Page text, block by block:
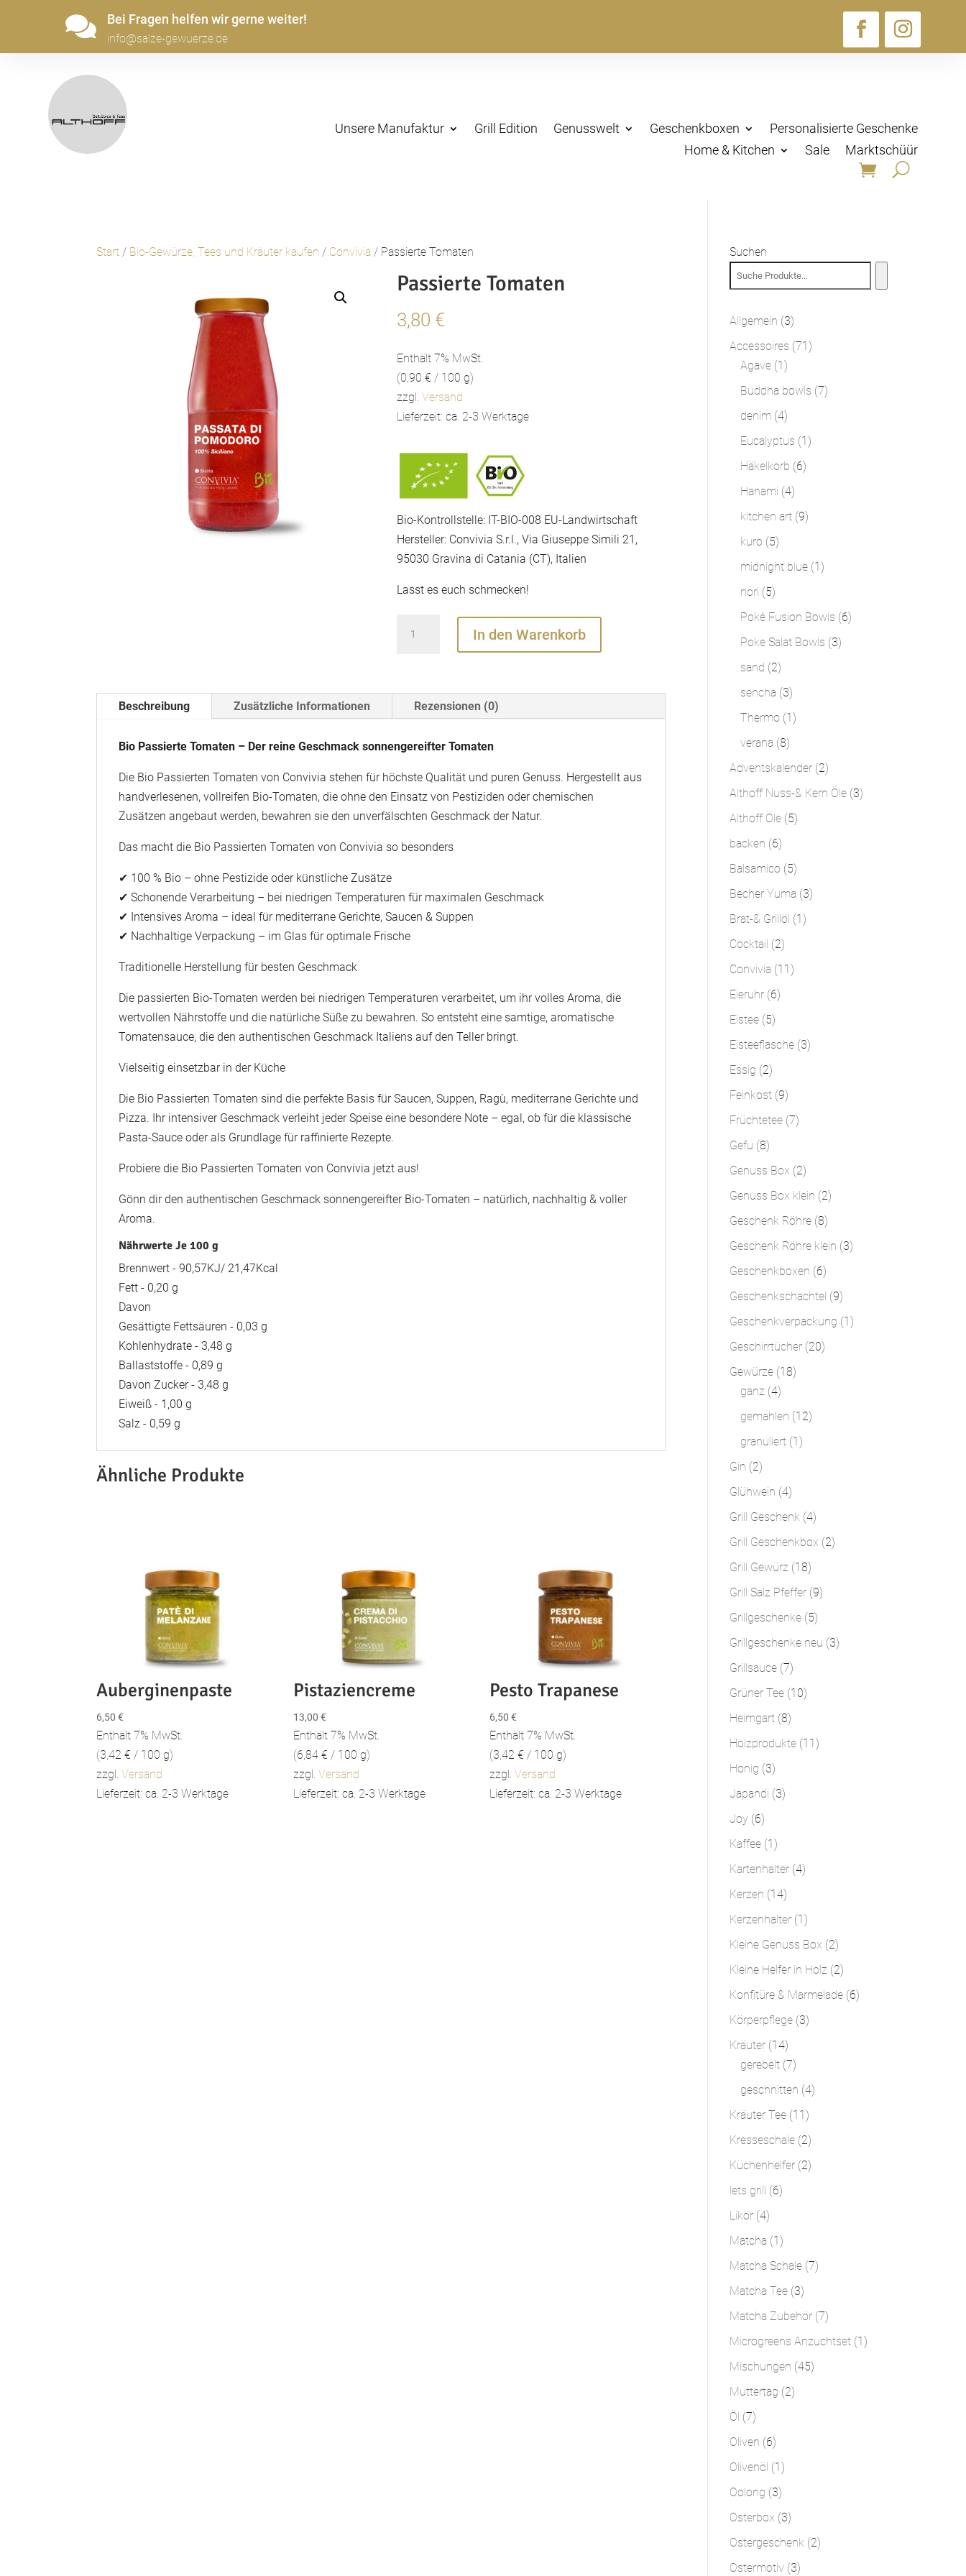
 Bei Fragen helfen wir gerne weiter!
info@salze-gewuerze.de
Unsere Manufaktur Grill Edition Genusswelt Geschenkboxen
Personalisierte Geschenke
Home & Kitchen
Sale Marktschüür
Start / Bio-Gewürze, Tees und Kräuter kaufen / Convivia / Passierte Tomaten
Passierte Tomaten
3,80 €
Enthält 7% MwSt.
(0,90 € / 100 g)
zzgl. Versand
Lieferzeit: ca. 2-3 Werktage
Bio-Kontrollstelle: IT-BIO-008 EU-Landwirtschaft
Hersteller: Convivia S.r.l., Via Giuseppe Simili 21,
95030 Gravina di Catania (CT), Italien
Lasst es euch schmecken!
In den Warenkorb
Beschreibung Zusätzliche Informationen Rezensionen (0)
Bio Passierte Tomaten – Der reine Geschmack sonnengereifter Tomaten
Die Bio Passierten Tomaten von Convivia stehen für höchste Qualität und puren Genuss. Hergestellt aus
handverlesenen, vollreifen Bio-Tomaten, die ohne den Einsatz von Pestiziden oder chemischen
Zusätzen angebaut werden, bewahren sie den unverfälschten Geschmack der Natur.
Das macht die Bio Passierten Tomaten von Convivia so besonders
✔ 100 % Bio – ohne Pestizide oder künstliche Zusätze
✔ Schonende Verarbeitung – bei niedrigen Temperaturen für maximalen Geschmack
✔ Intensives Aroma – ideal für mediterrane Gerichte, Saucen & Suppen
✔ Nachhaltige Verpackung – im Glas für optimale Frische
Traditionelle Herstellung für besten Geschmack
Die passierten Bio-Tomaten werden bei niedrigen Temperaturen verarbeitet, um ihr volles Aroma, die
wertvollen Nährstoffe und die natürliche Süße zu bewahren. So entsteht eine samtige, aromatische
Tomatensauce, die den authentischen Geschmack Italiens auf den Teller bringt.
Vielseitig einsetzbar in der Küche
Die Bio Passierten Tomaten sind die perfekte Basis für Saucen, Suppen, Ragù, mediterrane Gerichte und
Pizza. Ihr intensiver Geschmack verleiht jeder Speise eine besondere Note – egal, ob für die klassische
Pasta-Sauce oder als Grundlage für raffinierte Rezepte.
Probiere die Bio Passierten Tomaten von Convivia jetzt aus!
Gönn dir den authentischen Geschmack sonnengereifter Bio-Tomaten – natürlich, nachhaltig & voller
Aroma.
Nährwerte Je 100 g
Brennwert - 90,57KJ/ 21,47Kcal
Fett - 0,20 g
Davon
Gesättigte Fettsäuren - 0,03 g
Kohlenhydrate - 3,48 g
Ballaststoffe - 0,89 g
Davon Zucker - 3,48 g
Eiweiß - 1,00 g
Salz - 0,59 g
Ähnliche Produkte
Auberginenpaste
6,50€
Enthält 7% MwSt.
(3,42€ / 100 g)
zzgl.Versand
Lieferzeit: ca. 2-3 Werktage
Pistaziencreme
13,00 €
Enthält 7% MwSt.
(6,84 € / 100 g)
zzgl. Versand
Lieferzeit: ca. 2-3 Werktage
Pesto Trapanese
6,50€
Enthält 7% MwSt.
(3,42€ / 100 g)
zzgl.Versand
Lieferzeit: ca. 2-3 Werktage
Suchen
Allgemein 33
Produkte
Accessoires 7171
Agave 11
Produkt
Buddha bowls 77
denim 44
Produkte
Eucalyptus 11
Häkelkorb 66
Hanami 44
Produkte
kitchen art 99
kuro 55
Produkte
midnight blue 11
nori 55
Produkte
Pokè Fusion Bowls 66
Poke Salat Bowls 33
sand 22
Produkte
sencha 33
Produkte
Thermo 11
verana 88
Produkte
Adventskalender 22
Produkte
Althoff Nuss-& Kern Öle 33
Althoff Öle 55
backen 66
Produkte
Balsamico 55
Produkte
Becher Yuma 33
Brat-& Grillöl 11
Cocktail 22
Produkte
Convivia 1111
Eieruhr 66
Eistee 55
Produkte
Eisteeflasche 33
Essig 22
Produkte
Feinkost 99
Produkte
Früchtetee 77
Gefu 88
Produkte
Genuss Box 22
Produkte
Genuss Box klein 22
Geschenk Röhre 88
Produkte
Geschenk Röhre klein 33
Geschenkboxen 66
Produkte
Geschenkschachtel 99
Produkte
Geschenkverpackung 11
Geschirrtücher 2020
Gewürze 1818
ganz 44
Produkte
gemahlen 1212
granuliert 11
Gin 22
Produkte
Glühwein 44
Produkte
Grill Geschenk 44
Produkte
Grill Geschenkbox 22
Grill Gewürz 1818
Produkte
Grill Salz Pfeffer 99
Grillgeschenke 55
Produkte
Grillgeschenke neu 33
Grillsauce 77
Produkte
Grüner Tee 1010
Heimgart 88
Produkte
Holzprodukte 1111
Honig 33
Produkte
Japandi 33
Joy 66
Produkte
Kaffee 11
Produkt
Kartenhalter 44
Kerzen 1414
Produkte
Kerzenhalter 11
Produkt
Kleine Genuss Box 22
Produkte
Kleine Helfer in Holz 22
Produkte
Konfitüre & Marmelade 66
Körperpflege 33
Kräuter 1414
Produkte
gerebelt 77
Produkte
geschnitten 44
Kräuter Tee 1111
Produkte
Kresseschale 22
Produkte
Küchenhelfer 22
lets grill 66
Likör 44
Produkte
Matcha 11
Produkt
Matcha Schale 77
Matcha Tee 33
Produkte
Matcha Zubehör 77
Produkte
Microgreens Anzuchtset 11
Mischungen 4545
Muttertag 22
Öl 77
Produkte
Oliven 66
Produkte
Olivenöl 11
Oolong 33
Produkte
Osterbox 33
Produkte
Ostergeschenk 22
Ostermotiv 33